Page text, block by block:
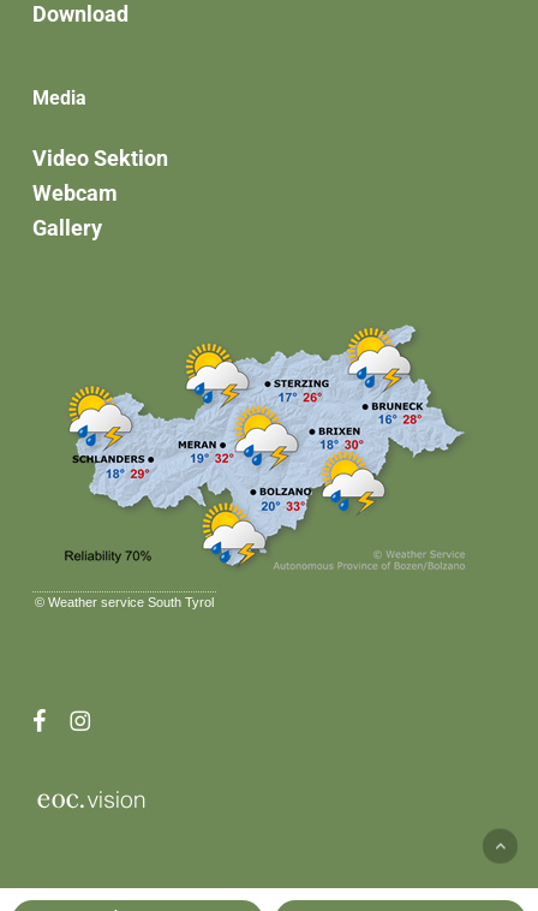
Download
Media
Video Sektion
Webcam
Gallery
© Weather service South Tyrol
facebookinstagram